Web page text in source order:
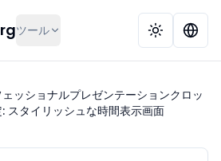
ツール
ッショナルプレゼンテーションクロッ
スタイリッシュな時間表示画面